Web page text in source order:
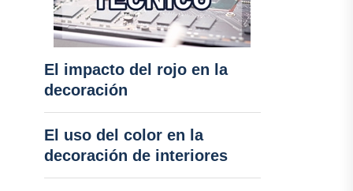
El impacto del rojo en la
decoración
El uso del color en la
decoración de interiores